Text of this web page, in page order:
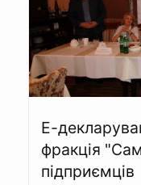
Е-
фракція
підприємців